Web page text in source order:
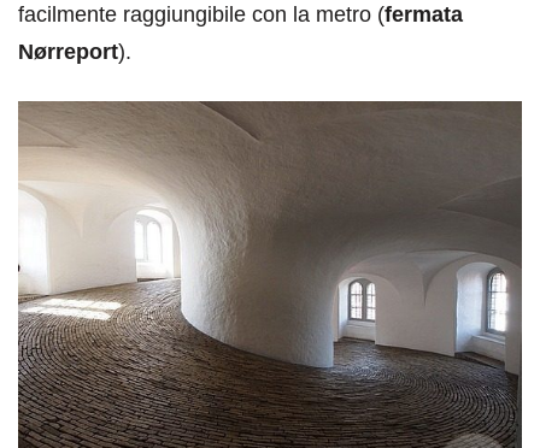
facilmente raggiungibile con la metro (fermata
Nørreport).